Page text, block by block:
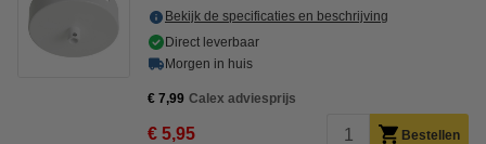
Bekijk de specificaties en beschrijving
Direct leverbaar
Morgen in huis
€ 7,99 Calex adviesprijs
€ 5,95 Bestellen